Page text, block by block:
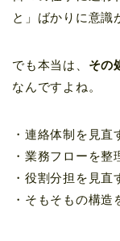
と」ばかりに意識
でも本当は、 その
なんですよね。
・連絡体制を見直
・業務フローを整
・役割分担を見直
・そもそもの構造